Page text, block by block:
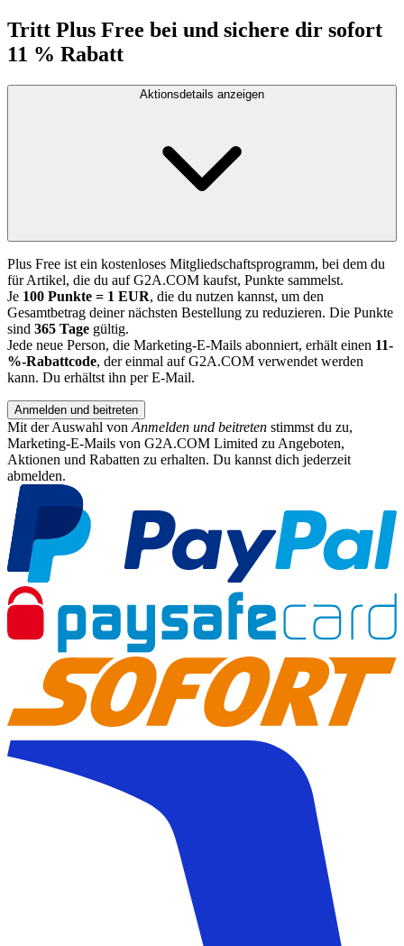
Tritt Plus Free bei und sichere dir sofort
11 % Rabatt
Aktionsdetails anzeigen
Plus Free ist ein kostenloses Mitgliedschaftsprogramm, bei dem du
für Artikel, die du auf G2A.COM kaufst, Punkte sammelst.
Je 100 Punkte = 1 EUR, die du nutzen kannst, um den
Gesamtbetrag deiner nächsten Bestellung zu reduzieren. Die Punkte
sind 365 Tage gültig.
Jede neue Person, die Marketing-E-Mails abonniert, erhält einen 11-
%-Rabattcode, der einmal auf G2A.COM verwendet werden
kann. Du erhältst ihn per E-Mail.
Anmelden und beitreten
Mit der Auswahl von Anmelden und beitreten stimmst du zu,
Marketing-E-Mails von G2A.COM Limited zu Angeboten,
Aktionen und Rabatten zu erhalten. Du kannst dich jederzeit
abmelden.